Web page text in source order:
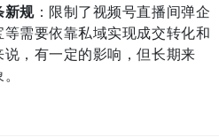
新规：限制了视频号直播间弹企
需要依靠私域实现成交转化和
，有一定的影响，但长期来